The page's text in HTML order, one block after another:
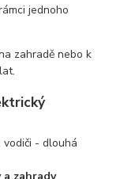
jednoho
zahradě nebo k
vodiči - dlouhá